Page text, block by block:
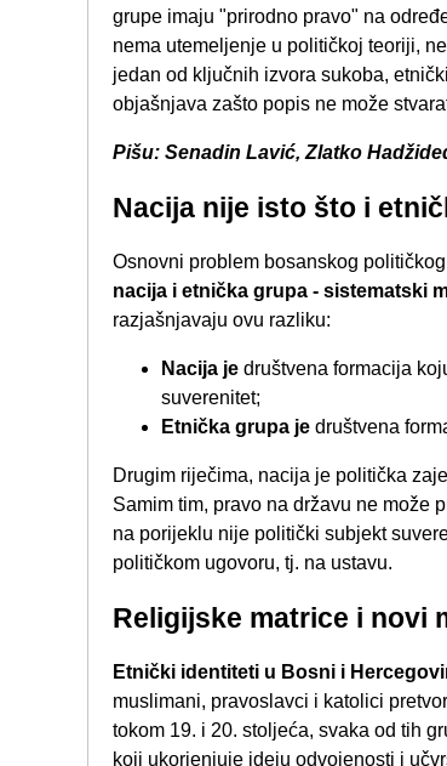
grupe imaju "prirodno pravo" na
nema utemeljenje u političkoj teoriji,
jedan od ključnih izvora sukoba,
objašnjava zašto popis ne može
Pišu: Senadin Lavić, Zlatko
Nacija nije isto što i
Osnovni problem bosanskog
nacija i etnička grupa - sistematski
razjašnjavaju ovu razliku:
Nacija je društvena formacija
suverenitet;
Etnička grupa je društvena
Drugim riječima, nacija je politička
Samim tim, pravo na državu ne može
na porijeklu nije politički subjekt
političkom ugovoru, tj. na ustavu.
Religijske matrice i novi
Etnički identiteti u Bosni i
muslimani, pravoslavci i katolici
tokom 19. i 20. stoljeća, svaka od tih
koji ukorjenjuje ideju odvojenosti i